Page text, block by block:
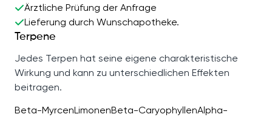
Ärztliche Prüfung der Anfrage
Lieferung durch Wunschapotheke.
Terpene
Jedes Terpen hat seine eigene charakteristische
Wirkung und kann zu unterschiedlichen Effekten
beitragen.
Beta-MyrcenLimonenBeta-CaryophyllenAlpha-